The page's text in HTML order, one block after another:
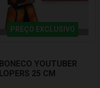
PREÇO EXCLUSIVO
BONECO YOUTUBER
LOPERS 25 CM